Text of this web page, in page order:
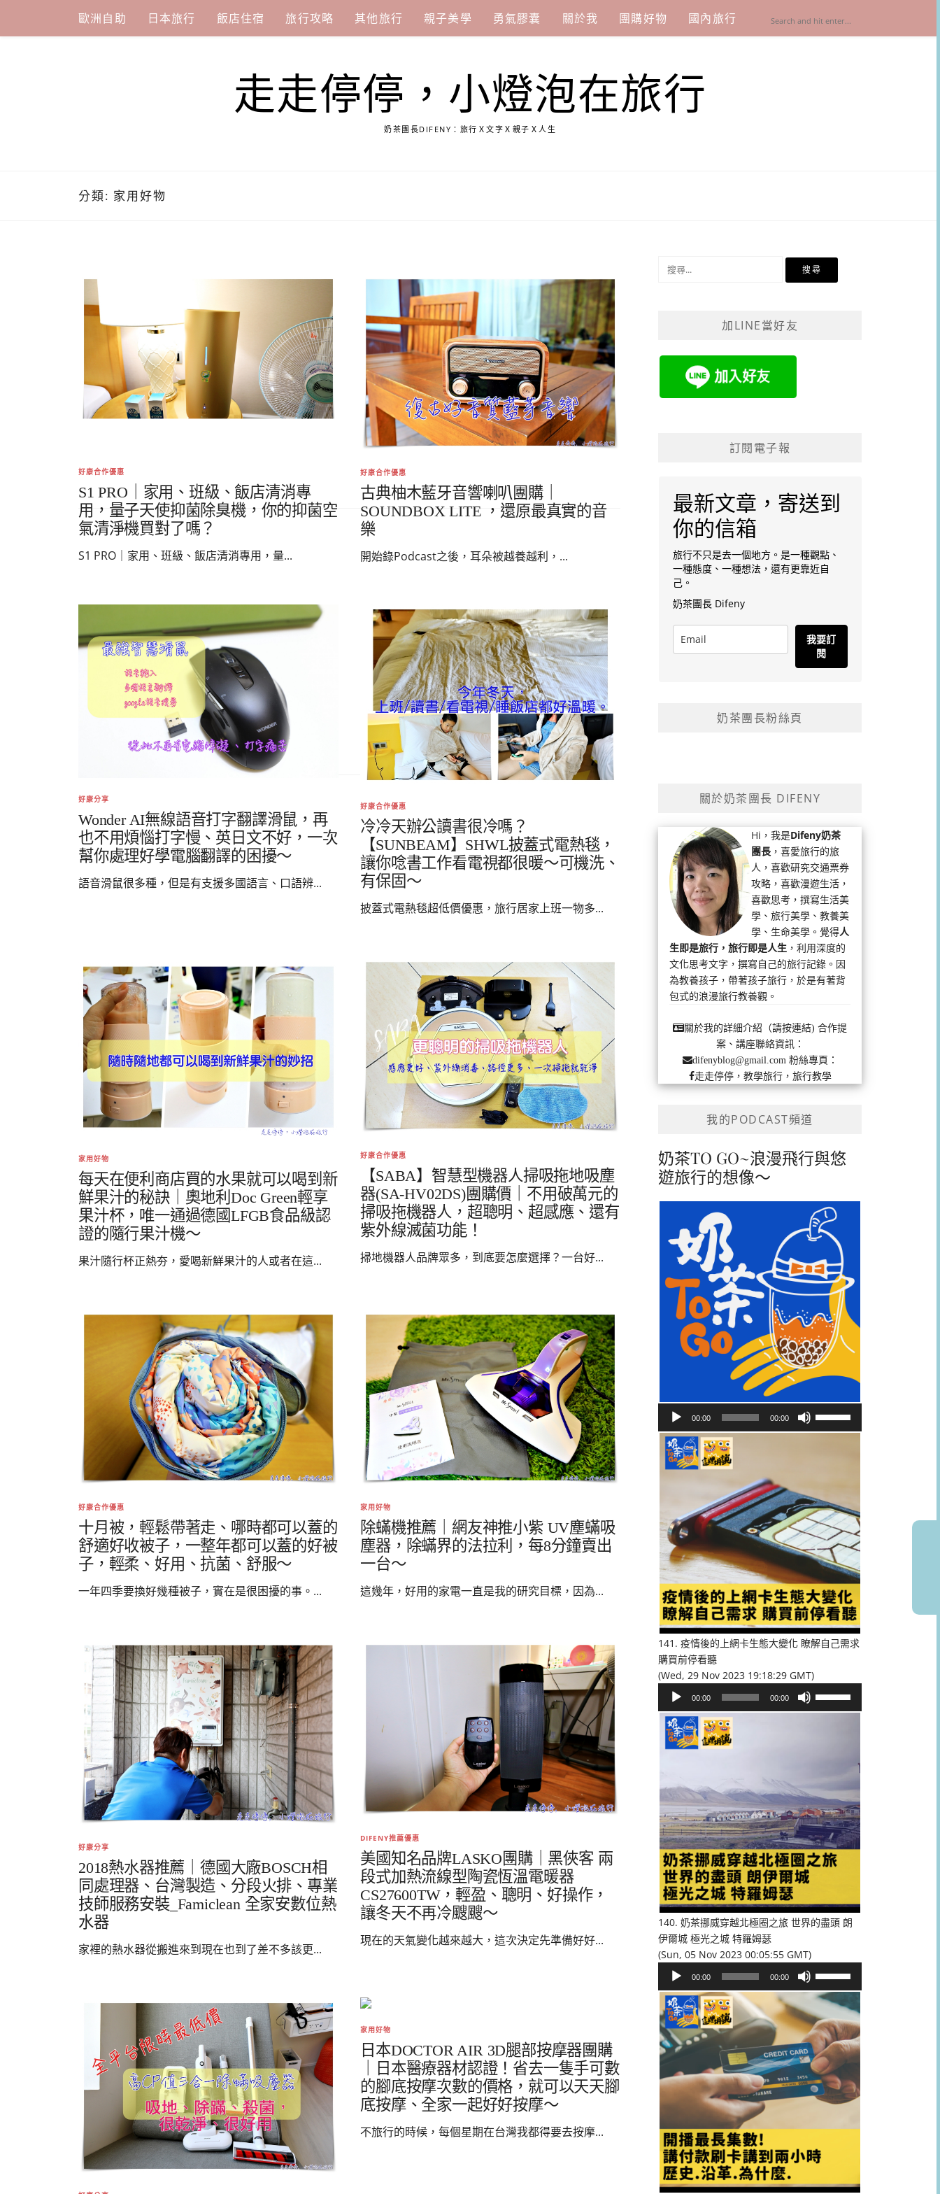
content
歐洲自助 日本旅行 飯店住宿 旅行攻略 其他旅行 親子美學 勇氣膠囊 關於我 團購好物 國內旅行
走走停停，小燈泡在旅行
奶茶團長DIFENY：旅行Ｘ文字Ｘ親子Ｘ人生
分類: 家用好物
好康合作優惠
S1 PRO｜家用、班級、飯店清消專
用，量子天使抑菌除臭機，你的抑菌空
氣清淨機買對了嗎？
S1 PRO｜家用、班級、飯店清消專用，量...
好康合作優惠
古典柚木藍牙音響喇叭團購｜
SOUNDBOX LITE ，還原最真實的音
樂
開始錄Podcast之後，耳朵被越養越利，...
好康分享
Wonder AI無線語音打字翻譯滑鼠，再
也不用煩惱打字慢、英日文不好，一次
幫你處理好學電腦翻譯的困擾～
語音滑鼠很多種，但是有支援多國語言、口語辨...
好康合作優惠
冷冷天辦公讀書很冷嗎？
【SUNBEAM】SHWL披蓋式電熱毯，
讓你唸書工作看電視都很暖～可機洗、
有保固～
披蓋式電熱毯超低價優惠，旅行居家上班一物多...
家用好物
每天在便利商店買的水果就可以喝到新
鮮果汁的秘訣｜奧地利Doc Green輕享
果汁杯，唯一通過德國LFGB食品級認
證的隨行果汁機～
果汁隨行杯正熱夯，愛喝新鮮果汁的人或者在這...
好康合作優惠
【SABA】智慧型機器人掃吸拖地吸塵
器(SA-HV02DS)團購價｜不用破萬元的
掃吸拖機器人，超聰明、超感應、還有
紫外線滅菌功能！
掃地機器人品牌眾多，到底要怎麼選擇？一台好...
好康合作優惠
十月被，輕鬆帶著走、哪時都可以蓋的
舒適好收被子，一整年都可以蓋的好被
子，輕柔、好用、抗菌、舒服～
一年四季要換好幾種被子，實在是很困擾的事。...
家用好物
除蟎機推薦｜網友神推小紫 UV塵蟎吸
塵器，除蟎界的法拉利，每8分鐘賣出
一台～
這幾年，好用的家電一直是我的研究目標，因為...
好康分享
2018熱水器推薦｜德國大廠BOSCH相
同處理器、台灣製造、分段火排、專業
技師服務安裝_Famiclean 全家安數位熱
水器
家裡的熱水器從搬進來到現在也到了差不多該更...
DIFENY推薦優惠
美國知名品牌LASKO團購｜黑俠客 兩
段式加熱流線型陶瓷恆溫電暖器
CS27600TW，輕盈、聰明、好操作，
讓冬天不再冷颼颼～
現在的天氣變化越來越大，這次決定先準備好好...
家用好物
日本DOCTOR AIR 3D腿部按摩器團購
｜日本醫療器材認證！省去一隻手可數
的腳底按摩次數的價格，就可以天天腳
底按摩、全家一起好好按摩～
不旅行的時候，每個星期在台灣我都得要去按摩...
加LINE當好友
訂閱電子報
最新文章，寄送到
你的信箱
旅行不只是去一個地方。是一種觀點、
一種態度、一種想法，還有更靠近自
己。
奶茶團長 Difeny
我要訂
閱
奶茶團長粉絲頁
關於奶茶團長 DIFENY
Hi，我是Difeny奶茶
團長 ，喜愛旅行的旅
人，喜歡研究交通票券
攻略，喜歡漫遊生活，
喜歡思考，撰寫生活美
學、旅行美學、教養美
學、生命美學。覺得人
生即是旅行，旅行即是人生 ，利用深度的
文化思考文字，撰寫自己的旅行記錄。因
為教養孩子，帶著孩子旅行，於是有著背
包式的浪漫旅行教養觀。
關於我的詳細介紹（請按連結) 合作提
案、講座聯絡資訊：
difenyblog@gmail.com粉絲專頁：
走走停停，教學旅行，旅行教學
我的PODCAST頻道
奶茶TO GO~浪漫飛行與悠
遊旅行的想像～
播
放
00:00 00:00
鍵
以
提
高
或
降
低
音
量。
141. 疫情後的上網卡生態大變化 瞭解自己需求
購買前停看聽
(Wed, 29 Nov 2023 19:18:29 GMT)
播
放
00:00 00:00
以
提
高
或
降
量。
140. 奶茶挪威穿越北極圈之旅 世界的盡頭 朗
伊爾城 極光之城 特羅姆瑟
(Sun, 05 Nov 2023 00:05:55 GMT)
播
放
器
00:00 00:00
向
上/
向
下
鍵
以
提
或
降
低